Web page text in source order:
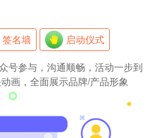
签名墙
启动仪式
号参与，沟通顺畅，活动一步到
画，全面展示品牌/产品形象